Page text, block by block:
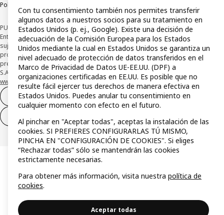
Política de divulgación responsable
PUBLICIDAD: *Financiación a través de la tarjeta IKEA VISA emitida por la
Entidad de Pago híbrida CaixaBank Payments & Consumer, E.F.C., E.P., S.A.U., y
sujeta a su organización. La entidad ha escogido como sistema de
protección de los fondos recibidos de usuarios de servicios de pago que
presta su depósito en una cuenta bancaria separada abierta en CaixaBank,
S.A. Conoce más acerca de las formas de pago de tu tarjeta aquí:
www.caixabankpc.com/es/productos
Desistimiento del contrato
Con tu consentimiento también nos permites transferir
algunos datos a nuestros socios para su tratamiento en
Estados Unidos (p. ej., Google). Existe una decisión de
adecuación de la Comisión Europea para los Estados
Unidos mediante la cual en Estados Unidos se garantiza un
nivel adecuado de protección de datos transferidos en el
Marco de Privacidad de Datos UE-EE.UU. (DPF) a
organizaciones certificadas en EE.UU. Es posible que no
resulte fácil ejercer tus derechos de manera efectiva en
Estados Unidos. Puedes anular tu consentimiento en
cualquier momento con efecto en el futuro.
Al pinchar en "Aceptar todas", aceptas la instalación de las
cookies. SI PREFIERES CONFIGURARLAS TÚ MISMO,
PINCHA EN "CONFIGURACIÓN DE COOKIES". Si eliges
“Rechazar todas” sólo se mantendrán las cookies
estrictamente necesarias.
Para obtener más información, visita nuestra política de
cookies.
Aceptar todas